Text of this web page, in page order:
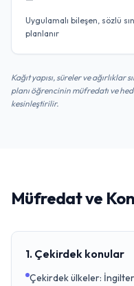
Uygulamalı bileşen, sözlü
planlanır
Kağıt yapısı, süreler ve
planı öğrencinin müfredatı ve
kesinleştirilir.
Müfredat ve
1. Çekirdek konular
Çekirdek ülkeler: